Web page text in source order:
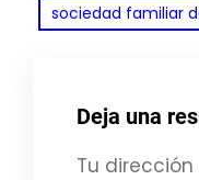
sociedad familiar
Deja una
Tu